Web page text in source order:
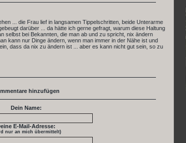
... die Frau lief in langsamen Tippelschritten, beide Unterarme
darüber ... da hätte ich gerne gefragt, warum diese Haltung
selbst bei Bekannten, die man ab und zu spricht, nix ändern
kann nur Dinge ändern, wenn man immer in der Nähe ist und
dass da nix zu ändern ist ... aber es kann nicht gut sein, so zu
hinzufügen
Dein Name:
E-Mail-Adresse:
nur an mich übermittelt)